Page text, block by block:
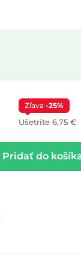
Zľava -25%
Ušetríte 6,75 €
Pridať do